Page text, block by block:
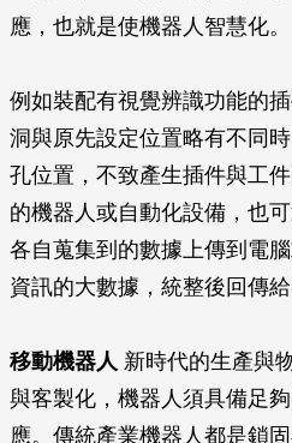
應，也就是使機器人智慧化。
例如裝配有視覺辨識功能的
洞與原先設定位置略有不同
孔位置，不致產生插件與工
的機器人或自動化設備，也
各自蒐集到的數據上傳到電
資訊的大數據，統整後回傳
移動機器人 新時代的生產與
與客製化，機器人須具備足
應。傳統產業機器人都是鎖